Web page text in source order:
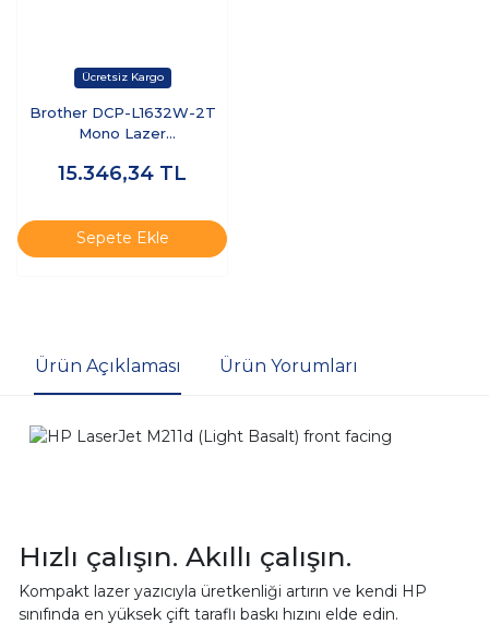
Brother DCP-L1632W-2T
Mono Lazer
Dolu Toner)
15.346,34 TL
Sepete Ekle
Ürün Açıklaması Ürün Yorumları
Hızlı çalışın. Akıllı çalışın.
Kompakt lazer yazıcıyla üretkenliği artırın ve kendi HP
sınıfında en yüksek çift taraflı baskı hızını elde edin.